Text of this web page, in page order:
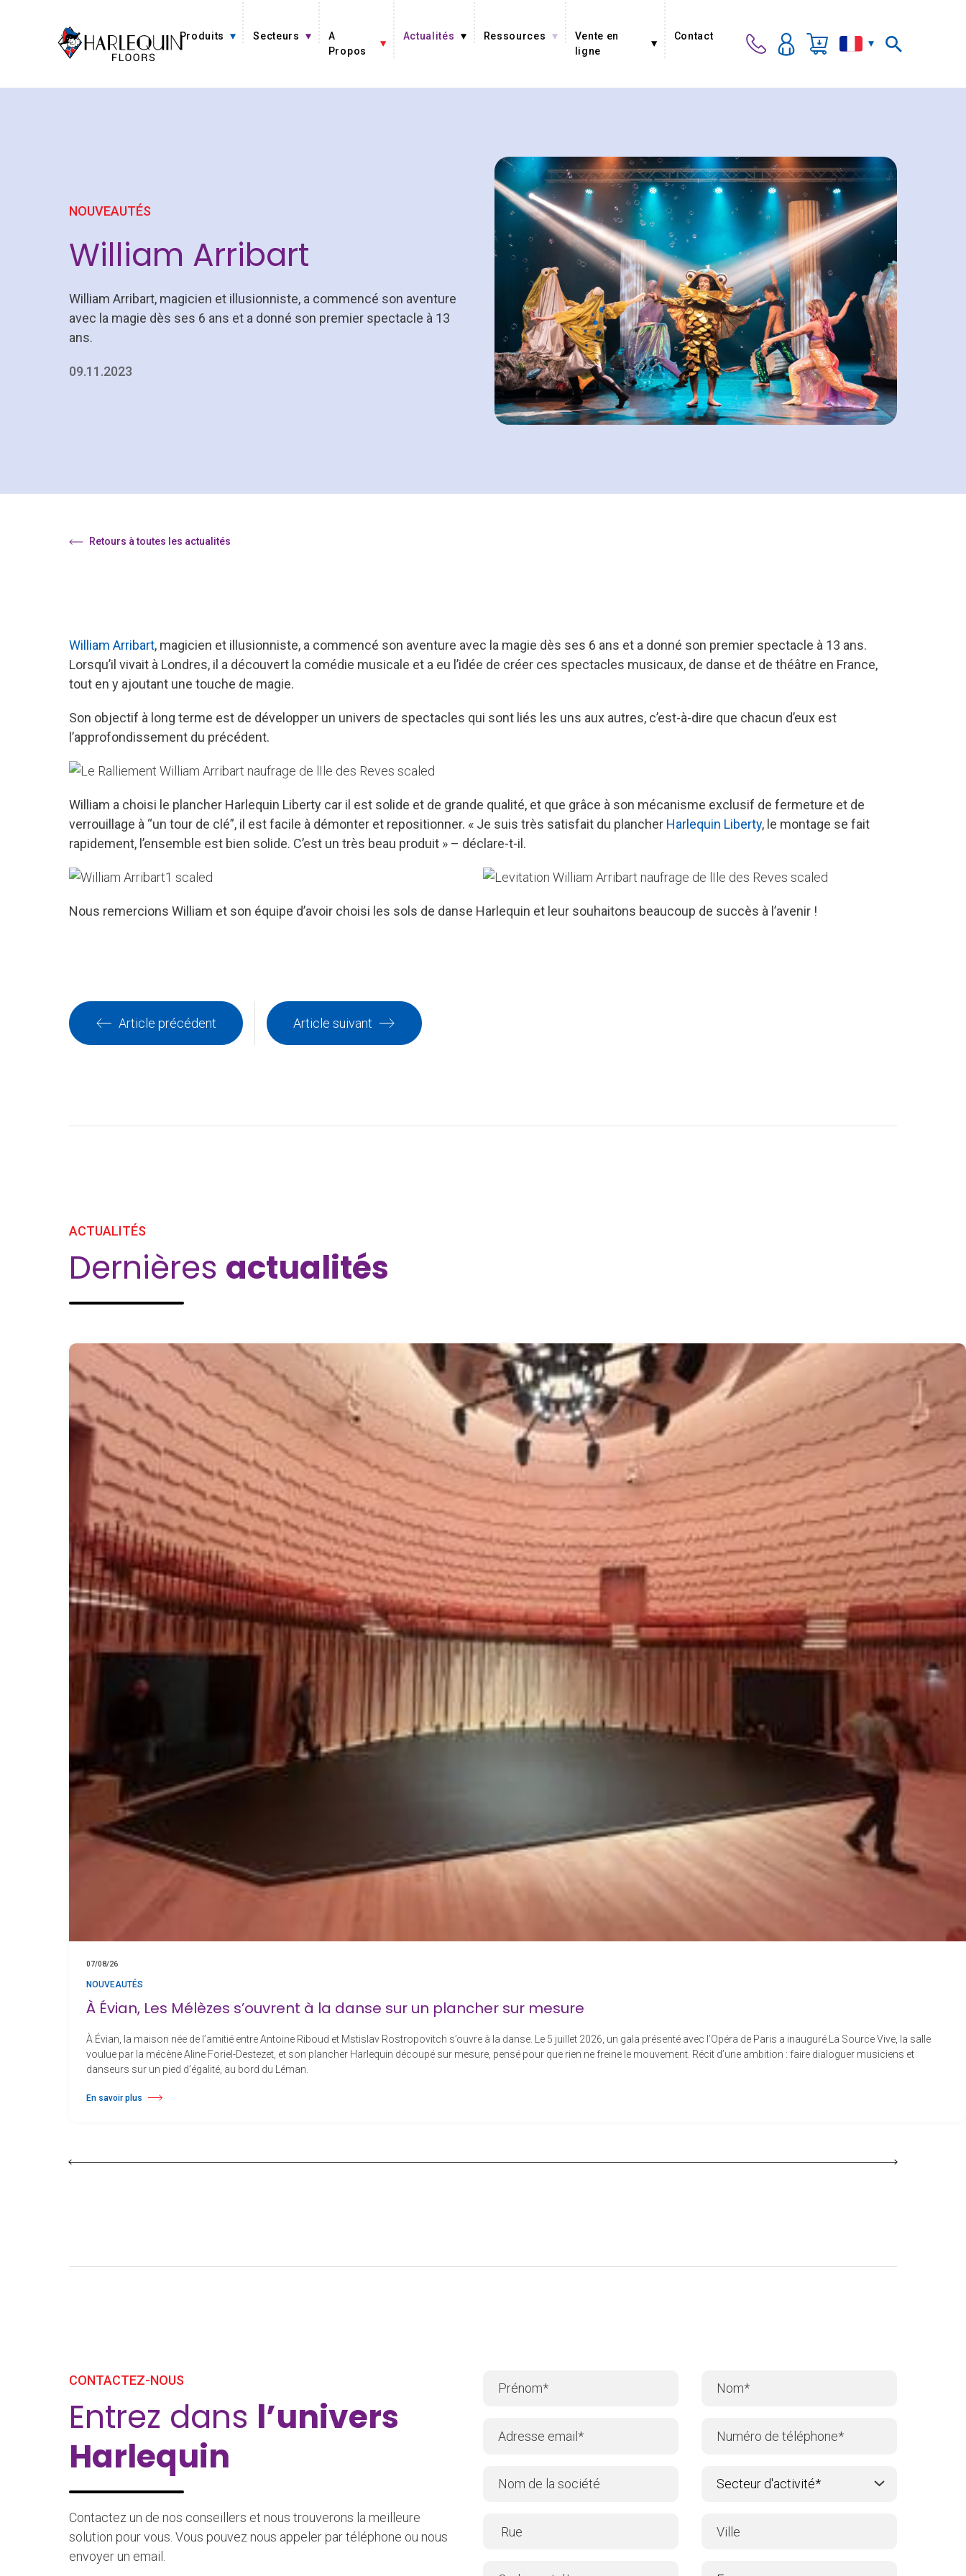
Produits Secteurs
A
Propos
Actualités Ressources
Vente en
ligne
Contact
NOUVEAUTÉS
William Arribart
William Arribart, magicien et illusionniste, a commencé son aventure
avec la magie dès ses 6 ans et a donné son premier spectacle à 13
ans.
09.11.2023
Retours à toutes les actualités
William Arribart, magicien et illusionniste, a commencé son aventure avec la magie dès ses 6 ans et a donné son premier spectacle à 13 ans.
Lorsqu’il vivait à Londres, il a découvert la comédie musicale et a eu l’idée de créer ces spectacles musicaux, de danse et de théâtre en France,
tout en y ajoutant une touche de magie.
Son objectif à long terme est de développer un univers de spectacles qui sont liés les uns aux autres, c’est-à-dire que chacun d’eux est
l’approfondissement du précédent.
William a choisi le plancher Harlequin Liberty car il est solide et de grande qualité, et que grâce à son mécanisme exclusif de fermeture et de
verrouillage à “un tour de clé”, il est facile à démonter et repositionner. « Je suis très satisfait du plancher Harlequin Liberty, le montage se fait
rapidement, l’ensemble est bien solide. C’est un très beau produit » – déclare-t-il.
Nous remercions William et son équipe d’avoir choisi les sols de danse Harlequin et leur souhaitons beaucoup de succès à l’avenir !
Article précédent Article suivant
ACTUALITÉS
Dernières actualités
07/08/26
NOUVEAUTÉS
À Évian, Les Mélèzes s’ouvrent à la danse sur un plancher sur mesure
À Évian, la maison née de l’amitié entre Antoine Riboud et Mstislav Rostropovitch s’ouvre à la danse. Le 5 juillet 2026, un gala présenté avec l’Opéra de Paris a inauguré La Source Vive, la salle
voulue par la mécène Aline Foriel-Destezet, et son plancher Harlequin découpé sur mesure, pensé pour que rien ne freine le mouvement. Récit d’une ambition : faire dialoguer musiciens et
danseurs sur un pied d’égalité, au bord du Léman.
En savoir plus
à propos À Évian, Les Mélèzes s’ouvrent à la danse sur un plancher sur mesure
CONTACTEZ-NOUS
Entrez dans l’univers
Harlequin
Contactez un de nos conseillers et nous trouverons la meilleure
solution pour vous. Vous pouvez nous appeler par téléphone ou nous
envoyer un email.